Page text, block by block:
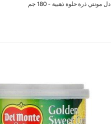
دل مونتي ذرة حلوة ذهبية - 180 جم